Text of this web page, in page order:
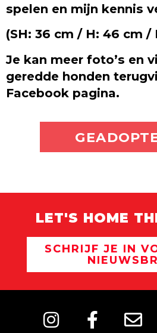
spelen en mijn kennis
(SH: 36 cm / H: 46 cm /
Je kan meer foto’s en
geredde honden
Facebook pagina.
LET'S HOME
SCHRIJF JE IN